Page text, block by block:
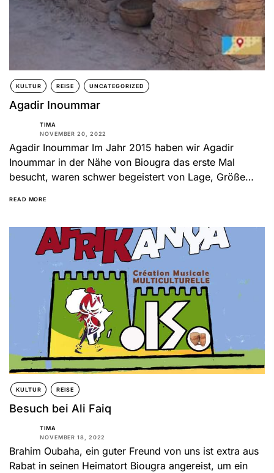
KULTUR REISE UNCATEGORIZED
Agadir Inoummar
TIMA
NOVEMBER 20, 2022
Agadir Inoummar Im Jahr 2015 haben wir Agadir
Inoummar in der Nähe von Biougra das erste Mal
besucht, waren schwer begeistert von Lage, Größe
READ MORE
KULTUR REISE
Besuch bei Ali Faiq
TIMA
NOVEMBER 18, 2022
Brahim Oubaha, ein guter Freund von uns ist extra aus
Rabat in seinen Heimatort Biougra angereist, um ein